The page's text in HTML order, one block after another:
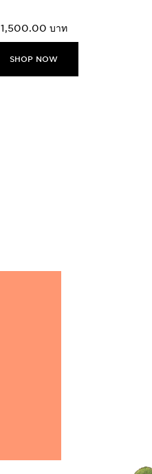
1,500.00 บาท
SHOP NOW